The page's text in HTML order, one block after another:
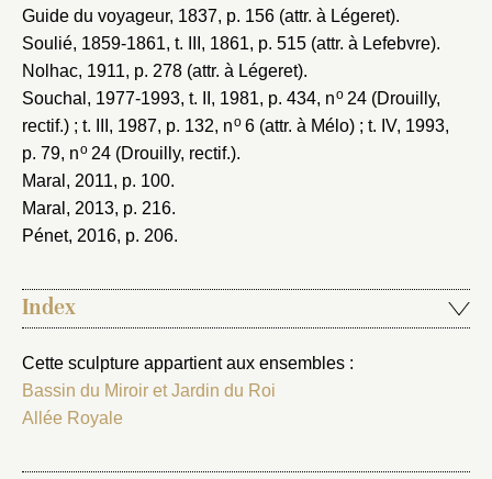
Guide du voyageur, 1837, p. 156 (attr. à Légeret).
Soulié, 1859-1861, t. III, 1861, p. 515 (attr. à Lefebvre).
Nolhac, 1911, p. 278 (attr. à Légeret).
Souchal, 1977-1993, t. II, 1981, p. 434, no24 (Drouilly,
rectif.) ; t. III, 1987, p. 132, no6 (attr. à Mélo) ; t. IV, 1993,
p. 79, no24 (Drouilly, rectif.).
Maral, 2011, p. 100.
Maral, 2013, p. 216.
Pénet, 2016, p. 206.
Index
Cette sculpture appartient aux ensembles :
Bassin du Miroir et Jardin du Roi
Allée Royale